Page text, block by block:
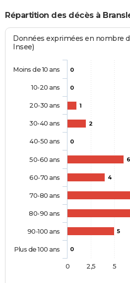
Répartition des décès à
Données exprimées en nombre
Insee)
0
0
1
2
0
6
4
5
0
Moins de 10 ans
10-20 ans
20-30 ans
30-40 ans
40-50 ans
50-60 ans
60-70 ans
70-80 ans
80-90 ans
90-100 ans
Plus de 100 ans
0 2,5 5